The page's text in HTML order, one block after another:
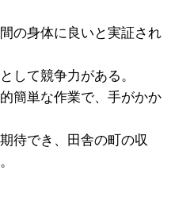
の身体に良いと実証され
して競争力がある。
簡単な作業で、手がかか
待でき、田舎の町の収